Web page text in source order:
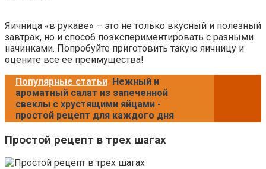
Яичница «в рукаве» – это не только вкусный и полезный
завтрак, но и способ поэкспериментировать с разными
начинками. Попробуйте приготовить такую яичницу и
оцените все ее преимущества!
Популярные статьи Нежный и
ароматный салат из запеченной
свеклы с хрустящими яйцами -
простой рецепт для каждого дня
Простой рецепт в трех шагах